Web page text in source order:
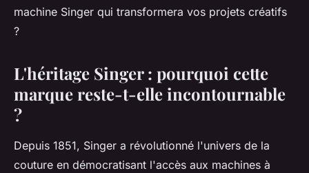
machine Singer qui transformera vos projets créatifs
?
L'héritage Singer : pourquoi cette
marque reste-t-elle incontournable
?
Depuis 1851, Singer a révolutionné l'univers de la
couture en démocratisant l'accès aux machines à